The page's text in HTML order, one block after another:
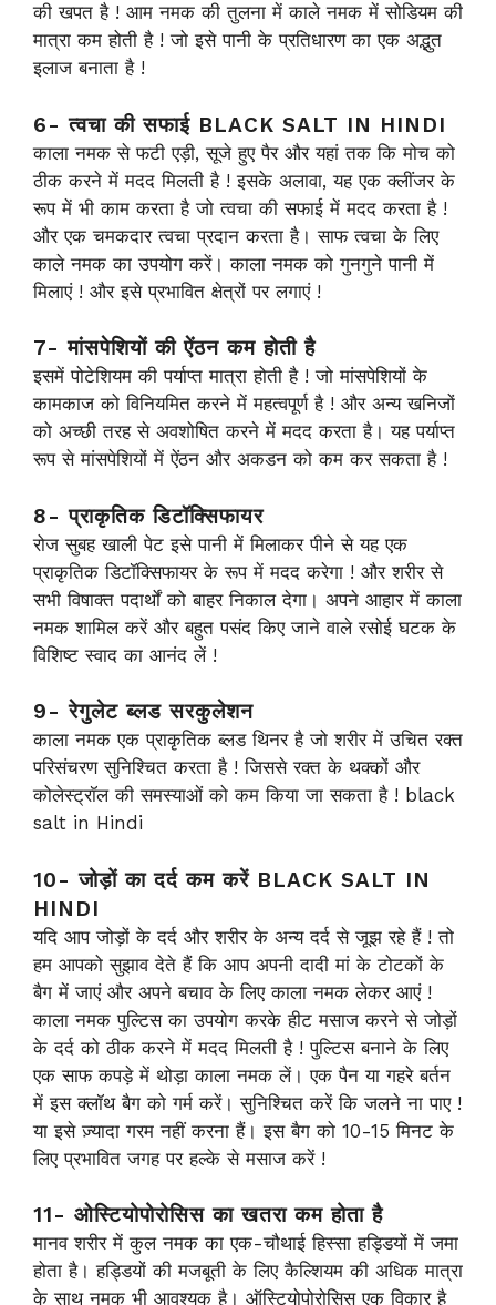
की खपत है ! आम नमक की तुलना में काले नमक में सोडियम की
मात्रा कम होती है ! जो इसे पानी के प्रतिधारण का एक अद्भुत
इलाज बनाता है !
6- त्वचा की सफाई BLACK SALT IN HINDI
काला नमक से फटी एड़ी, सूजे हुए पैर और यहां तक ​​कि मोच को
ठीक करने में मदद मिलती है ! इसके अलावा, यह एक क्लींजर के
रूप में भी काम करता है जो त्वचा की सफाई में मदद करता है !
और एक चमकदार त्वचा प्रदान करता है। साफ त्वचा के लिए
काले नमक का उपयोग करें। काला नमक को गुनगुने पानी में
मिलाएं ! और इसे प्रभावित क्षेत्रों पर लगाएं !
7- मांसपेशियों की ऐंठन कम होती है
इसमें पोटेशियम की पर्याप्त मात्रा होती है ! जो मांसपेशियों के
कामकाज को विनियमित करने में महत्वपूर्ण है ! और अन्य खनिजों
को अच्छी तरह से अवशोषित करने में मदद करता है। यह पर्याप्त
रूप से मांसपेशियों में ऐंठन और अकडन को कम कर सकता है !
8- प्राकृतिक डिटॉक्सिफायर
रोज सुबह खाली पेट इसे पानी में मिलाकर पीने से यह एक
प्राकृतिक डिटॉक्सिफायर के रूप में मदद करेगा ! और शरीर से
सभी विषाक्त पदार्थों को बाहर निकाल देगा। अपने आहार में काला
नमक शामिल करें और बहुत पसंद किए जाने वाले रसोई घटक के
विशिष्ट स्वाद का आनंद लें !
9- रेगुलेट ब्लड सरकुलेशन
काला नमक एक प्राकृतिक ब्लड थिनर है जो शरीर में उचित रक्त
परिसंचरण सुनिश्चित करता है ! जिससे रक्त के थक्कों और
कोलेस्ट्रॉल की समस्याओं को कम किया जा सकता है ! black
salt in Hindi
10- जोड़ों का दर्द कम करें BLACK SALT IN
HINDI
यदि आप जोड़ों के दर्द और शरीर के अन्य दर्द से जूझ रहे हैं ! तो
हम आपको सुझाव देते हैं कि आप अपनी दादी मां के टोटकों के
बैग में जाएं और अपने बचाव के लिए काला नमक लेकर आएं !
काला नमक पुल्टिस का उपयोग करके हीट मसाज करने से जोड़ों
के दर्द को ठीक करने में मदद मिलती है ! पुल्टिस बनाने के लिए
एक साफ कपड़े में थोड़ा काला नमक लें। एक पैन या गहरे बर्तन
में इस क्लॉथ बैग को गर्म करें। सुनिश्चित करें कि जलने ना पाए !
या इसे ज़्यादा गरम नहीं करना हैं। इस बैग को 10-15 मिनट के
लिए प्रभावित जगह पर हल्के से मसाज करें !
11- ओस्टियोपोरोसिस का खतरा कम होता है
मानव शरीर में कुल नमक का एक-चौथाई हिस्सा हड्डियों में जमा
होता है। हड्डियों की मजबूती के लिए कैल्शियम की अधिक मात्रा
के साथ नमक भी आवश्यक है। ऑस्टियोपोरोसिस एक विकार है